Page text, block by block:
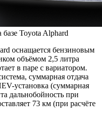
Toyota Alphard
оснащается бензиновым
объёмом 2,5 литра
в паре с вариатором.
суммарная отдача
установка (суммарная
дальнобойность при
73 км (при расчёте